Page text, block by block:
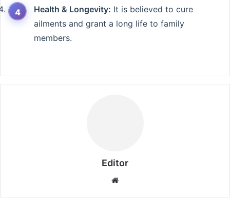
Health & Longevity: It is believed to cure
ailments and grant a long life to family
members.
Editor